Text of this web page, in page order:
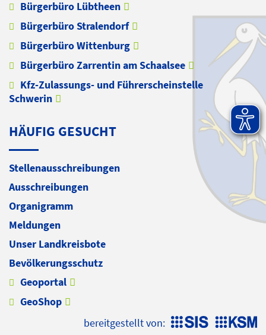
Bürgerbüro Lübtheen
Bürgerbüro Stralendorf
Bürgerbüro Wittenburg
Bürgerbüro Zarrentin am Schaalsee
Kfz-Zulassungs- und Führerscheinstelle
Schwerin
HÄUFIG GESUCHT
Stellenausschreibungen
Ausschreibungen
Organigramm
Meldungen
Unser Landkreisbote
Bevölkerungsschutz
Geoportal
GeoShop
bereitgestellt von: